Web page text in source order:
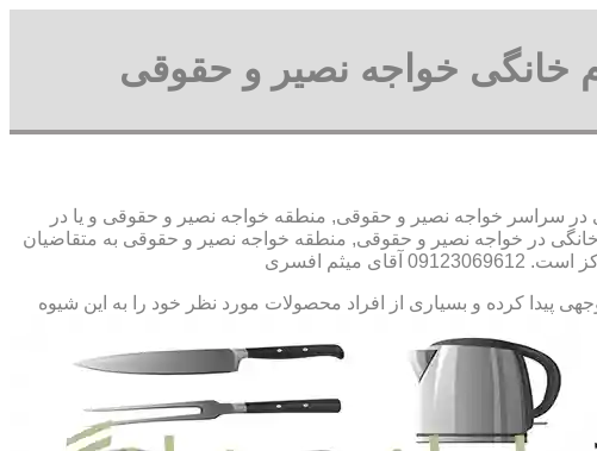
خانگی خواجه نصیر و حقوقی
سراسر خواجه نصیر و حقوقی, منطقه خواجه نصیر و حقوقی و یا در
در خواجه نصیر و حقوقی, منطقه خواجه نصیر و حقوقی به متقاضیان
افسری
پیدا کرده و بسیاری از افراد محصولات مورد نظر خود را به این شیوه